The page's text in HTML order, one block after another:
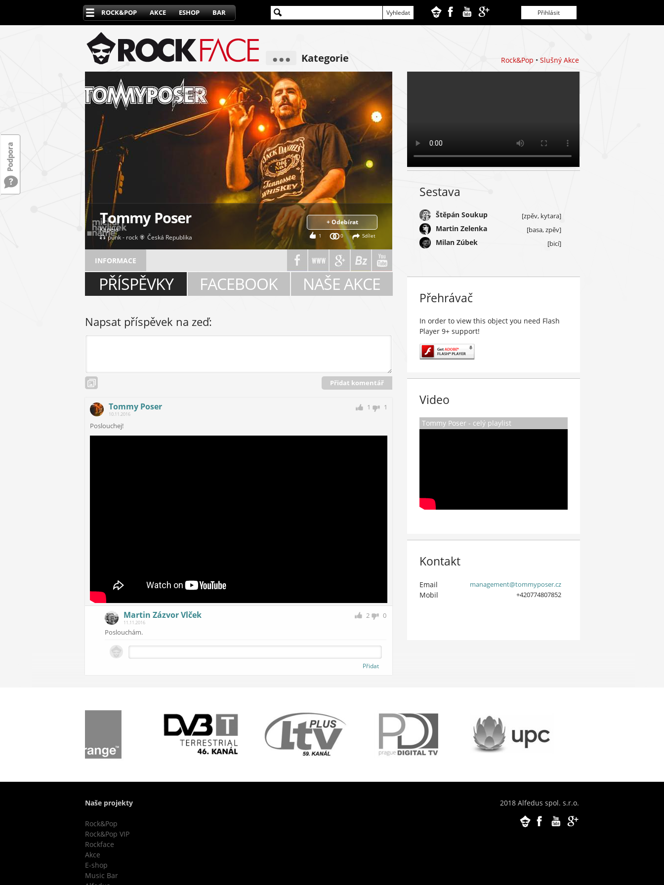
ROCK&POP AKCE ESHOP BAR
... Kategorie Rock&Pop • Slušný Akce
+ Odebírat
Sdílet
0
1
Tommy Poser
Kapela
punk - rock
Česká Republika
INFORMACE
PŘÍSPĚVKY FACEBOOK NAŠE AKCE
Napsat příspěvek na zeď:
Přidat komentář
Tommy Poser
10.11.2016
1 1
Poslouchej!
Martin Zázvor Vlček
11.11.2016
2
0
Poslouchám.
Přidat
Sestava
Štěpán Soukup [zpěv, kytara]
Martin Zelenka [basa, zpěv]
Milan Zúbek [bicí]
Přehrávač
In order to view this object you need Flash
Player 9+ support!
Video
Tommy Poser - celý playlist
Kontakt
Email management@tommyposer.cz
Mobil +420774807852
Naše projekty
Rock&Pop
Rock&Pop VIP
Rockface
Akce
E-shop
Music Bar
2018 Alfedus spol. s.r.o.